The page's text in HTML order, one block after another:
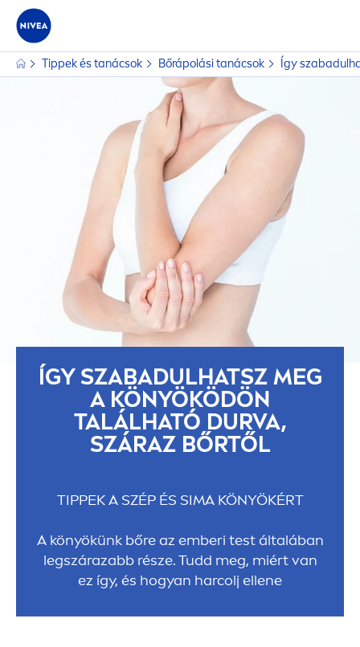
Tippek és tanácsok Bőrápolási tanácsok Így
ÍGY SZABADULHATSZ MEG
A KÖNYÖKÖDÖN
TALÁLHATÓ DURVA,
SZÁRAZ BŐRTŐL
TIPPEK A SZÉP ÉS SIMA KÖNYÖKÉRT
A könyökünk bőre az emberi test általában
legszárazabb része. Tudd meg, miért van
ez így, és hogyan harcolj ellene